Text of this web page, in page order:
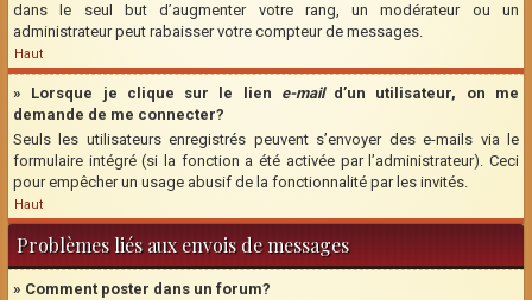
dans le seul but d’augmenter votre rang, un modérateur ou un
administrateur peut rabaisser votre compteur de messages.
Haut
» Lorsque je clique sur le lien e-maild’un utilisateur, on me
demande de me connecter?
Seuls les utilisateurs enregistrés peuvent s’envoyer des e-mails via le
formulaire intégré (si la fonction a été activée par l’administrateur). Ceci
pour empêcher un usage abusif de la fonctionnalité par les invités.
Haut
Problèmes liés aux envois de messages
» Comment poster dans un forum?